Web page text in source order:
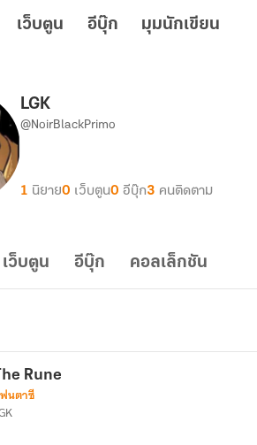
เว็บตูน อีบุ๊ก มุมนักเขียน
LGK
@NoirBlackPrimo
1 นิยาย0 เว็บตูน0 อีบุ๊ก3 คนติดตาม
เว็บตูน อีบุ๊ก คอลเล็กชัน
Rune
นตาซี